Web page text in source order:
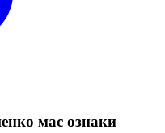
має ознаки